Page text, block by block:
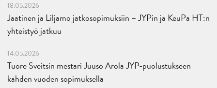
18.05.2026
Jaatinen ja Liljamo jatkosopimuksiin – JYPin ja KeuPa HT:n
yhteistyö jatkuu
14.05.2026
Tuore Sveitsin mestari Juuso Arola JYP-puolustukseen
kahden vuoden sopimuksella